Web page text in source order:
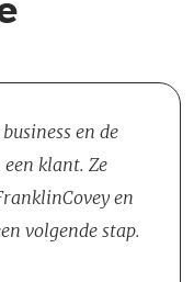
en de
klant. Ze
en
volgende stap.